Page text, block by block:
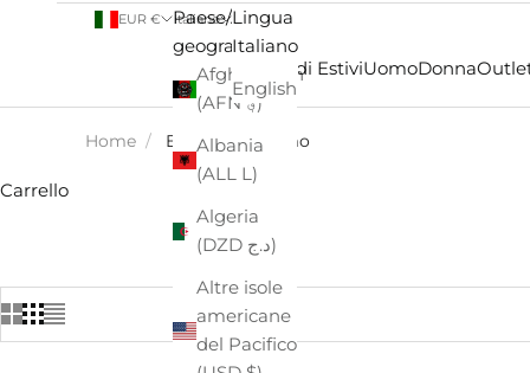
Saldi EstiviUomoDonna
EUR €
Paese/Area
geografica
Afghanistan
(AFN ؋)
Albania
(ALL L)
Algeria
(DZD د.ج)
Altre isole
americane
del Pacifico
Italiano
Lingua
Italiano
English
Home / EASTPAK - Uomo
Carrello